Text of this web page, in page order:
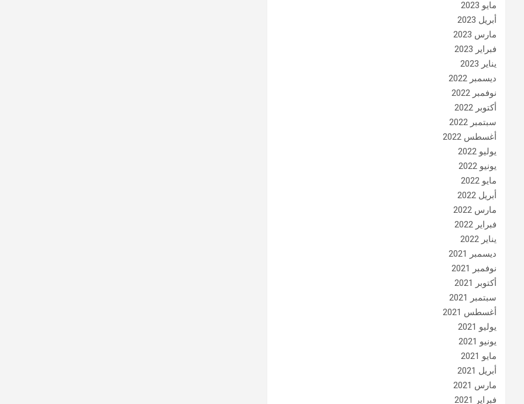
مايو 2023
أبريل 2023
مارس 2023
فبراير 2023
يناير 2023
ديسمبر 2022
نوفمبر 2022
أكتوبر 2022
سبتمبر 2022
أغسطس 2022
يوليو 2022
يونيو 2022
مايو 2022
أبريل 2022
مارس 2022
فبراير 2022
يناير 2022
ديسمبر 2021
نوفمبر 2021
أكتوبر 2021
سبتمبر 2021
أغسطس 2021
يوليو 2021
يونيو 2021
مايو 2021
أبريل 2021
مارس 2021
فبراير 2021